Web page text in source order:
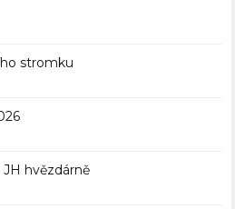
stromku
hvězdárně